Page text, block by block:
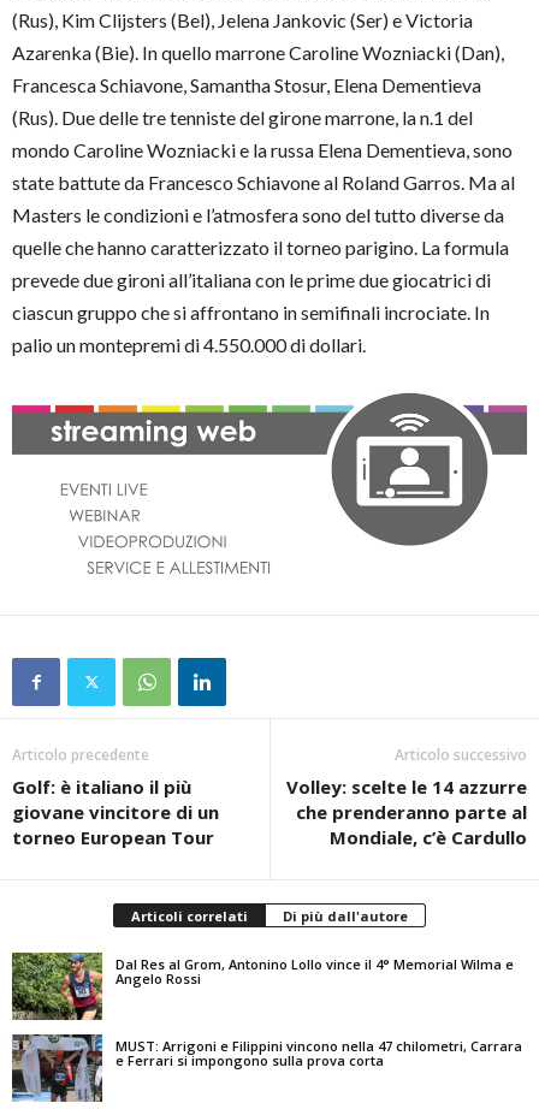
(Rus), Kim Clijsters (Bel), Jelena Jankovic (Ser) e Victoria
Azarenka (Bie). In quello marrone Caroline Wozniacki (Dan),
Francesca Schiavone, Samantha Stosur, Elena Dementieva
(Rus). Due delle tre tenniste del girone marrone, la n.1 del
mondo Caroline Wozniacki e la russa Elena Dementieva, sono
state battute da Francesco Schiavone al Roland Garros. Ma al
Masters le condizioni e l’atmosfera sono del tutto diverse da
quelle che hanno caratterizzato il torneo parigino. La formula
prevede due gironi all’italiana con le prime due giocatrici di
ciascun gruppo che si affrontano in semifinali incrociate. In
palio un montepremi di 4.550.000 di dollari.
Articolo precedente
Golf: è italiano il più
giovane vincitore di un
torneo European Tour
Articolo successivo
Volley: scelte le 14 azzurre
che prenderanno parte al
Mondiale, c’è Cardullo
Articoli correlati Di più dall'autore
Dal Res al Grom, Antonino Lollo vince il 4° Memorial Wilma e
Angelo Rossi
MUST: Arrigoni e Filippini vincono nella 47 chilometri, Carrara
e Ferrari si impongono sulla prova corta